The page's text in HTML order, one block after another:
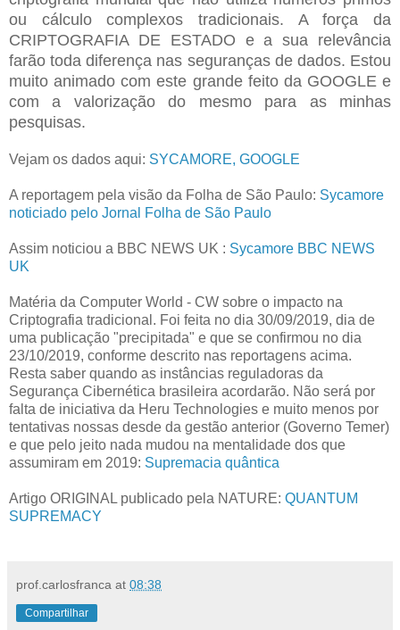
ou cálculo complexos tradicionais. A força da
CRIPTOGRAFIA DE ESTADO e a sua relevância
farão toda diferença nas seguranças de dados. Estou
muito animado com este grande feito da GOOGLE e
com a valorização do mesmo para as minhas
pesquisas.
Vejam os dados aqui: SYCAMORE, GOOGLE
A reportagem pela visão da Folha de São Paulo: Sycamore
noticiado pelo Jornal Folha de São Paulo
Assim noticiou a BBC NEWS UK : Sycamore BBC NEWS
UK
Matéria da Computer World - CW sobre o impacto na
Criptografia tradicional. Foi feita no dia 30/09/2019, dia de
uma publicação "precipitada" e que se confirmou no dia
23/10/2019, conforme descrito nas reportagens acima.
Resta saber quando as instâncias reguladoras da
Segurança Cibernética brasileira acordarão. Não será por
falta de iniciativa da Heru Technologies e muito menos por
tentativas nossas desde da gestão anterior (Governo Temer)
e que pelo jeito nada mudou na mentalidade dos que
assumiram em 2019: Supremacia quântica
Artigo ORIGINAL publicado pela NATURE: QUANTUM
SUPREMACY
prof.carlosfranca at 08:38
Compartilhar